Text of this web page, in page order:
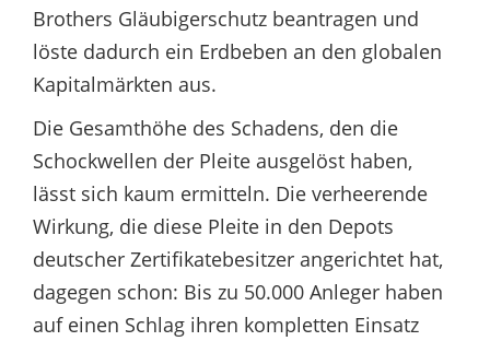
Brothers Gläubigerschutz beantragen und
löste dadurch ein Erdbeben an den globalen
Kapitalmärkten aus.
Die Gesamthöhe des Schadens, den die
Schockwellen der Pleite ausgelöst haben,
lässt sich kaum ermitteln. Die verheerende
Wirkung, die diese Pleite in den Depots
deutscher Zertifikatebesitzer angerichtet hat,
dagegen schon: Bis zu 50.000 Anleger haben
auf einen Schlag ihren kompletten Einsatz